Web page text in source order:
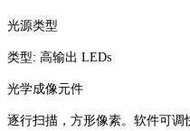
光源类型
类型: 高输出 LEDs
光学成像元件
逐行扫描，方形像素。软件可调